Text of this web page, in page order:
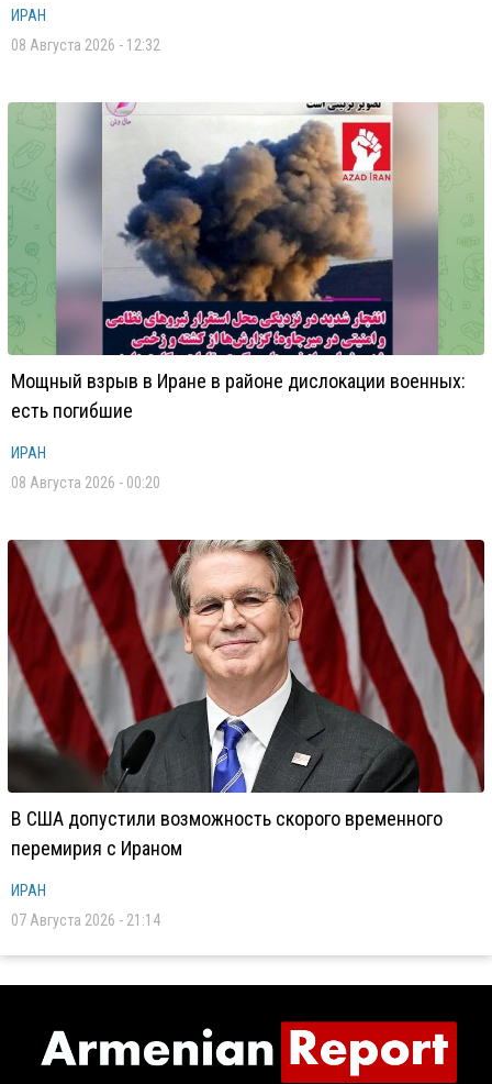
ИРАН
08 Августа 2026 - 12:32
Мощный взрыв в Иране в районе дислокации военных:
есть погибшие
ИРАН
08 Августа 2026 - 00:20
В США допустили возможность скорого временного
перемирия с Ираном
ИРАН
07 Августа 2026 - 21:14